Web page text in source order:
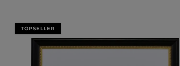
Bildergalerie überspringen
TOPSELLER